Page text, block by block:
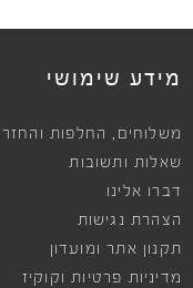
מידע שימושי
משלוחים , החלפות
שאלות ותשובות
דברו אלינו
הצהרת נגישות
תקנון אתר ומועדון
מדיניות פרטיות וקוקיז